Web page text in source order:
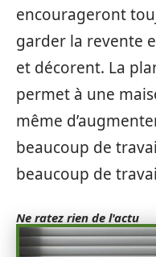
encourageront
garder la revente
et décorent. La
permet à une
même
beaucoup de
beaucoup de
Ne ratez rien de l'actu